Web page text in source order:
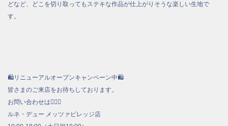
どなど、どこを切り取ってもステキな作品が仕上がりそうな楽しい生地で
す。
🛍リニューアルオープンキャンペーン中🛍
皆さまのご来店をお待ちしております。
お問い合わせは💁🏻‍♀️
ルネ・デュー メッツァビレッジ店